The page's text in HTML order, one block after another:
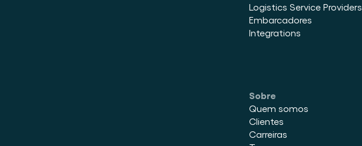
Logistics Service Providers
Embarcadores
Integrations
Sobre
Quem somos
Clientes
Carreiras